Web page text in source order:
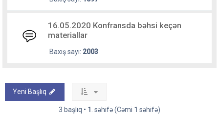
16.05.2020 Konfransda bəhsi keçən
materiallar
Baxış sayı: 2003
Yeni Başlıq
3 başlıq • 1 . səhifə (Cəmi 1 səhifə)